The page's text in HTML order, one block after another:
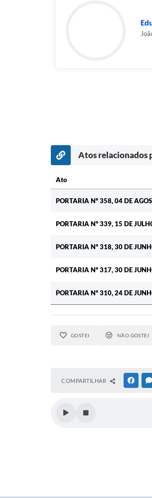
Atos relacionados
Ato
PORTARIA Nº 358, 04 DE
PORTARIA Nº 339, 15 DE
PORTARIA Nº 318, 30 DE
PORTARIA Nº 317, 30 DE
PORTARIA Nº 310, 24 DE
GOSTEI NÃO GOSTEI
COMPARTILHAR